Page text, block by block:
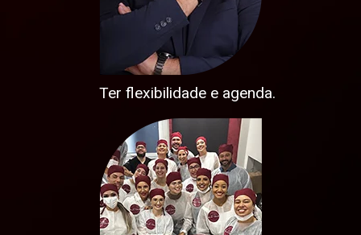
Ter flexibilidade e agenda.